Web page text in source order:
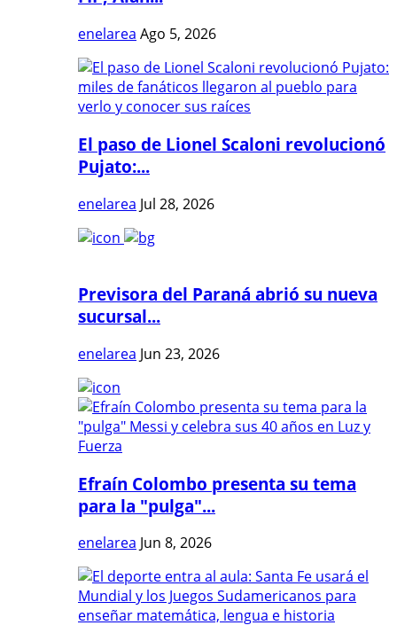
enelarea Ago 5, 2026
El paso de Lionel Scaloni revolucionó
Pujato:...
enelarea Jul 28, 2026
Previsora del Paraná abrió su nueva
sucursal...
enelarea Jun 23, 2026
Efraín Colombo presenta su tema
para la "pulga"...
enelarea Jun 8, 2026